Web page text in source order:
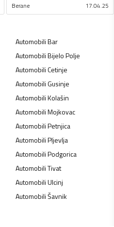
Berane 17.04.25
AutomobiliBar
AutomobiliBijelo Polje
AutomobiliCetinje
AutomobiliGusinje
AutomobiliKolašin
AutomobiliMojkovac
AutomobiliPetnjica
AutomobiliPljevlja
AutomobiliPodgorica
AutomobiliTivat
AutomobiliUlcinj
AutomobiliŠavnik